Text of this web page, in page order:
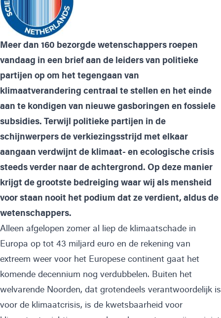
Meer dan 160 bezorgde wetenschappers roepen
vandaag in een brief aan de leiders van politieke
partijen op om het tegengaan van
klimaatverandering centraal te stellen en het einde
aan te kondigen van nieuwe gasboringen en fossiele
subsidies. Terwijl politieke partijen in de
schijnwerpers de verkiezingsstrijd met elkaar
aangaan verdwijnt de klimaat- en ecologische crisis
steeds verder naar de achtergrond. Op deze manier
krijgt de grootste bedreiging waar wij als mensheid
voor staan nooit het podium dat ze verdient, aldus de
wetenschappers.
Alleen afgelopen zomer al liep de klimaatschade in
Europa op tot 43 miljard euro en de rekening van
extreem weer voor het Europese continent gaat het
komende decennium nog verdubbelen. Buiten het
welvarende Noorden, dat grotendeels verantwoordelijk is
voor de klimaatcrisis, is de kwetsbaarheid voor